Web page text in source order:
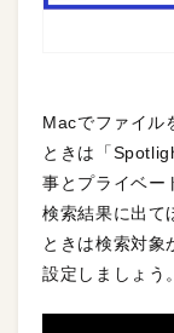
Macでファイル
ときは「
事とプライベー
検索結果に出て
ときは検索対象
設定しましょう。